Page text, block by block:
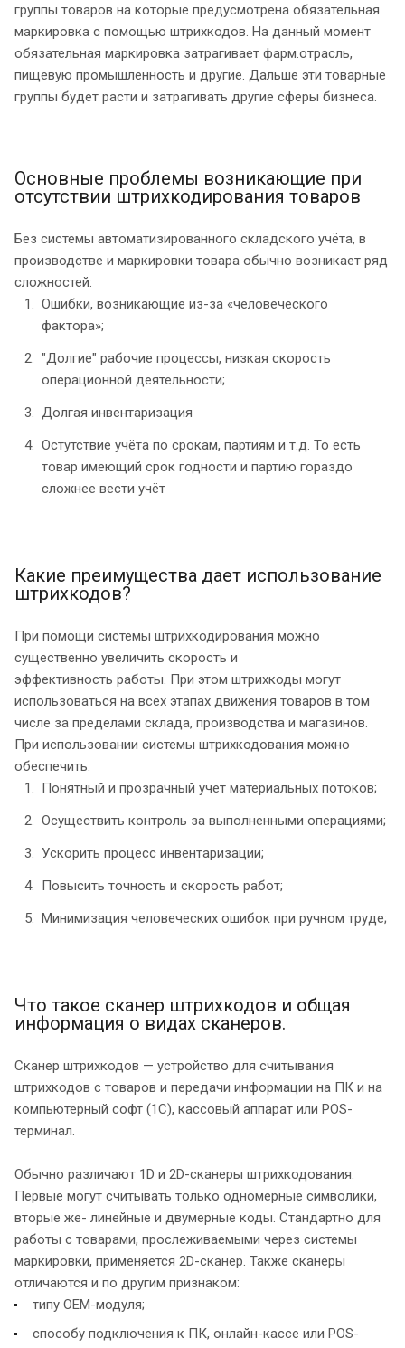
группы товаров на которые предусмотрена обязательная
маркировка с помощью штрихкодов. На данный момент
обязательная маркировка затрагивает фарм.отрасль,
пищевую промышленность и другие. Дальше эти товарные
группы будет расти и затрагивать другие сферы бизнеса.
Основные проблемы возникающие при
отсутствии штрихкодирования товаров
Без системы автоматизированного складского учёта, в
производстве и маркировки товара обычно возникает ряд
сложностей:
Ошибки, возникающие из-за «человеческого
фактора»;
"Долгие" рабочие процессы, низкая скорость
операционной деятельности;
Долгая инвентаризация
Остутствие учёта по срокам, партиям и т.д. То есть
товар имеющий срок годности и партию гораздо
сложнее вести учёт
Какие преимущества дает использование
штрихкодов?
При помощи системы штрихкодирования можно
существенно увеличить скорость и
эффективность работы. При этом штрихкоды могут
использоваться на всех этапах движения товаров в том
числе за пределами склада, производства и магазинов.
При использовании системы штрихкодования можно
обеспечить:
Понятный и прозрачный учет материальных потоков;
Осуществить контроль за выполненными операциями;
Ускорить процесс инвентаризации;
Повысить точность и скорость работ;
Минимизация человеческих ошибок при ручном труде;
Что такое сканер штрихкодов и общая
информация о видах сканеров.
Сканер штрихкодов — устройство для считывания
штрихкодов с товаров и передачи информации на ПК и на
компьютерный софт (1С), кассовый аппарат или POS-
терминал.
Обычно различают 1D и 2D-сканеры штрихкодования.
Первые могут считывать только одномерные символики,
вторые же- линейные и двумерные коды. Стандартно для
работы с товарами, прослеживаемыми через системы
маркировки, применяется 2D-сканер. Также сканеры
отличаются и по другим признаком:
типу OEM-модуля;
способу подключения к ПК, онлайн-кассе или POS-